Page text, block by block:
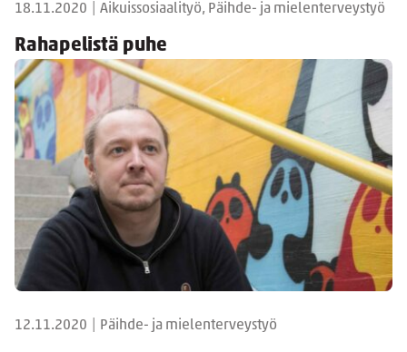
18.11.2020 Aikuissosiaalityö, Päihde- ja mielenterveystyö
Rahapelistä puhe
12.11.2020 Päihde- ja mielenterveystyö